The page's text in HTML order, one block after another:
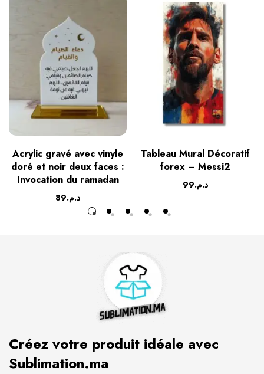
Acrylic gravé avec vinyle
doré et noir deux faces :
Invocation du ramadan
د.م.89
Tableau Mural Décoratif
forex – Messi2
د.م.99
Créez votre produit idéale avec
Sublimation.ma